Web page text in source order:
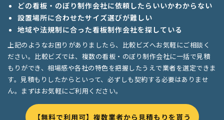
どの看板・のぼり制作会社に依頼したらいいかわからない
設置場所に合わせたサイズ選びが難しい
地域や法規制に合った看板制作会社を探している
上記のようなお困りがありましたら、比較ビズへお気軽にご相談く
ださい。比較ビズでは、複数の看板・のぼり制作会社に一括で見積
もりができ、相場感や各社の特色を把握したうえで業者を選定できま
す。見積もりしたからといって、必ずしも契約する必要はありませ
ん。まずはお気軽にご利用ください。
【無料で利用可】複数業者から見積もりを貰う